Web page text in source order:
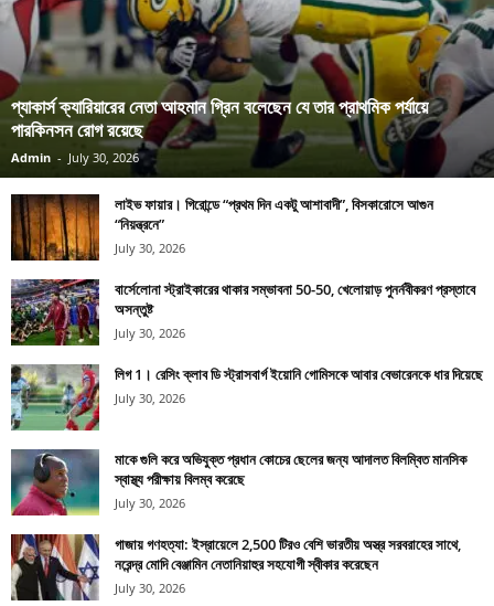
প্যাকার্স ক্যারিয়ারের নেতা আহমান গ্রিন বলেছেন যে তার প্রাথমিক পর্যায়ে
পারকিনসন রোগ রয়েছে
Admin - July 30, 2026
লাইভ ফায়ার। গিরোন্ডে “প্রথম দিন একটু আশাবাদী”, বিসকারোসে আগুন
“নিয়ন্ত্রনে”
July 30, 2026
বার্সেলোনা স্ট্রাইকারের থাকার সম্ভাবনা 50-50, খেলোয়াড় পুনর্নবীকরণ প্রস্তাবে
অসন্তুষ্ট
July 30, 2026
লিগ 1। রেসিং ক্লাব ডি স্ট্রাসবার্গ ইয়োনি গোমিসকে আবার বেভারেনকে ধার দিয়েছে
July 30, 2026
মাকে গুলি করে অভিযুক্ত প্রধান কোচের ছেলের জন্য আদালত বিলম্বিত মানসিক
স্বাস্থ্য পরীক্ষায় বিলম্ব করেছে
July 30, 2026
গাজায় গণহত্যা: ইস্রায়েলে 2,500 টিরও বেশি ভারতীয় অস্ত্র সরবরাহের সাথে,
নরেন্দ্র মোদি বেঞ্জামিন নেতানিয়াহুর সহযোগী স্বীকার করেছেন
July 30, 2026